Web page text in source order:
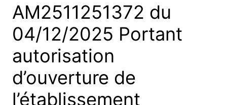
AM2511251372 du
04/12/2025 Portant
autorisation
d’ouverture de
l’établissement